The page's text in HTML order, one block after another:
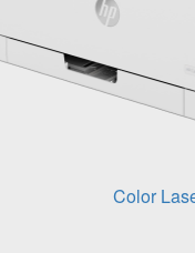
Color